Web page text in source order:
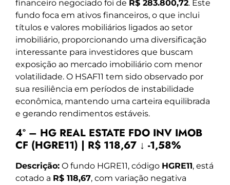
financeiro negociado foi de R$ 283.800,72. Este
fundo foca em ativos financeiros, o que inclui
títulos e valores mobiliários ligados ao setor
imobiliário, proporcionando uma diversificação
interessante para investidores que buscam
exposição ao mercado imobiliário com menor
volatilidade. O HSAF11 tem sido observado por
sua resiliência em períodos de instabilidade
econômica, mantendo uma carteira equilibrada
e gerando rendimentos estáveis.
4º – HG REAL ESTATE FDO INV IMOB
CF (HGRE11) | R$ 118,67 ↓ -1,58%
Descrição: O fundo HGRE11, código HGRE11, está
cotado a R$ 118,67, com variação negativa